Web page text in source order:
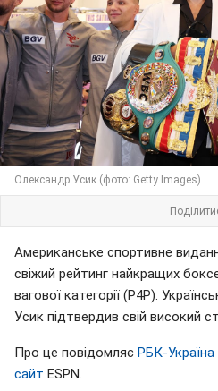
Олександр Усик (фото: Getty Images)
Американське спортивне
свіжий рейтинг найкращих
вагової категорії (P4P).
Усик підтвердив свій високий
Про це повідомляє РБК-Україна
сайт ESPN.